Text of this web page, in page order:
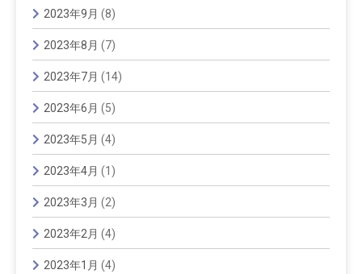
2023年9月 (8)
2023年8月 (7)
2023年7月 (14)
2023年6月 (5)
2023年5月 (4)
2023年4月 (1)
2023年3月 (2)
2023年2月 (4)
2023年1月 (4)